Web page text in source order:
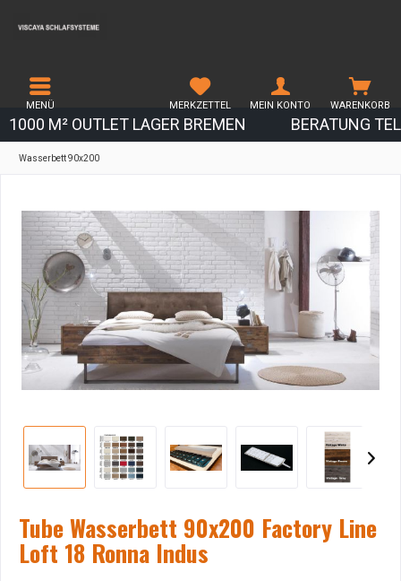
1000 M² OUTLET LAGER BREMEN BERATUNG
MENÜ WARENKORB
MERKZETTEL MEIN KONTO
Wasserbett 90x200
Tube Wasserbett 90x200 Factory Line
Loft 18 Ronna Indus